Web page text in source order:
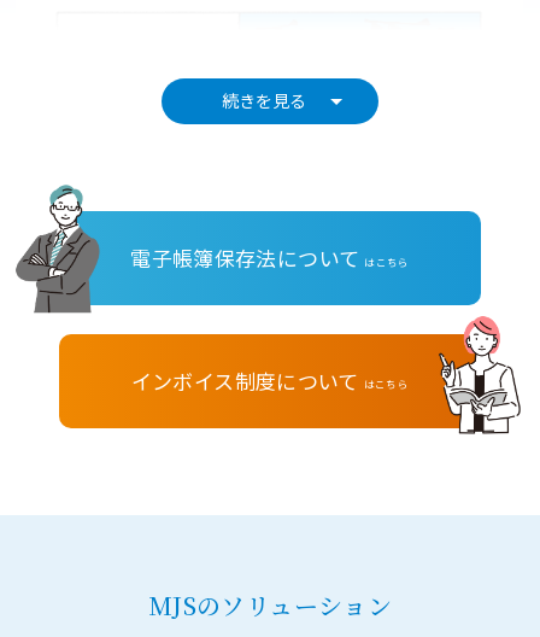
続きを見る
電子帳簿保存法について はこちら
インボイス制度について はこちら
MJSのソリューション